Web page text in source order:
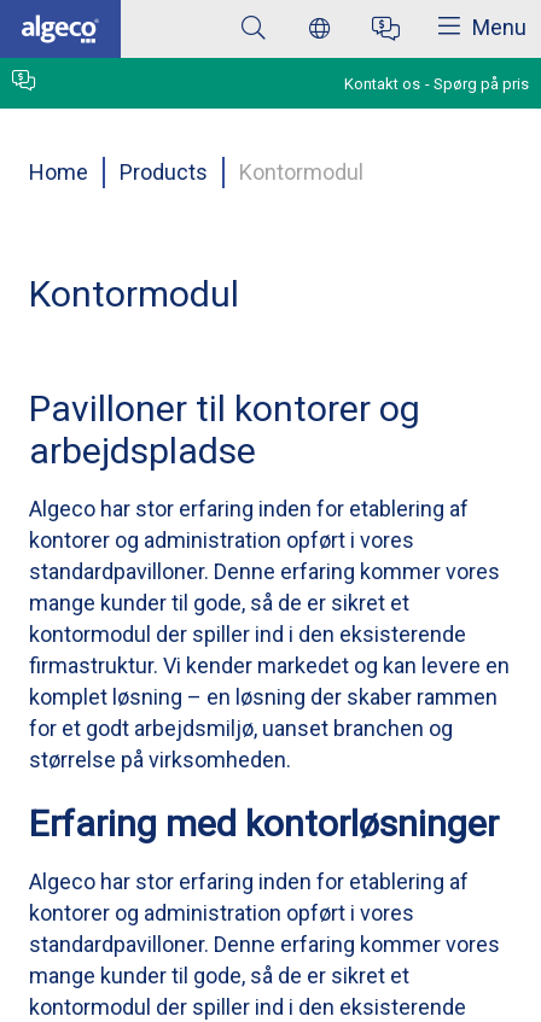
Skip
main
content
Menu
Kontakt os Spørg på pris
Breadcrumb
Home Products Kontormodul
Kontormodul
Pavilloner til kontorer og
arbejdspladse
Algeco har stor erfaring inden for etablering af
kontorer og administration opført i vores
standardpavilloner. Denne erfaring kommer vores
mange kunder til gode, så de er sikret et
kontormodul der spiller ind i den eksisterende
firmastruktur. Vi kender markedet og kan levere en
komplet løsning – en løsning der skaber rammen
for et godt arbejdsmiljø, uanset branchen og
størrelse på virksomheden.
Erfaring med kontorløsninger
Algeco har stor erfaring inden for etablering af
kontorer og administration opført i vores
standardpavilloner. Denne erfaring kommer vores
mange kunder til gode, så de er sikret et
kontormodul der spiller ind i den eksisterende